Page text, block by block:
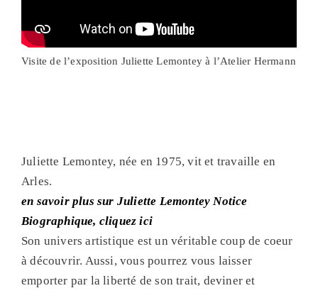
Visite de l’exposition Juliette Lemontey à l’Atelier Hermann
Juliette Lemontey, née en 1975, vit et travaille en
Arles.
en savoir plus sur Juliette Lemontey Notice
Biographique, cliquez ici
Son univers artistique est un véritable coup de coeur
à découvrir. Aussi, vous pourrez vous laisser
emporter par la liberté de son trait, deviner et